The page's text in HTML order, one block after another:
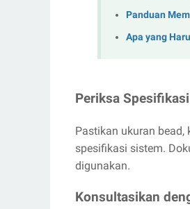
Panduan
Apa yang
Periksa
Pastikan ukuran bead,
spesifikasi sistem.
digunakan.
Konsultasikan